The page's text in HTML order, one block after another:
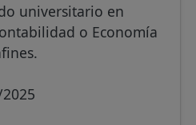
universitario en
o Economía